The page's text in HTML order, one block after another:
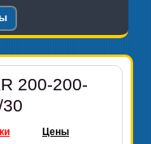
200-200-
Цены